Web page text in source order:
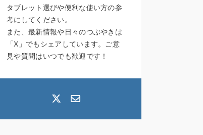
タブレット選びや便利な使い方の参
考にしてください。
また、最新情報や日々のつぶやきは
「X」でもシェアしています。ご意
見や質問はいつでも歓迎です！